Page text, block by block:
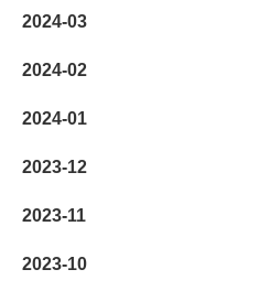
2024-03
2024-02
2024-01
2023-12
2023-11
2023-10